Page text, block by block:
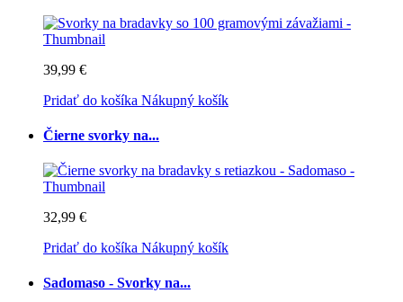
39,99 €
Pridať do košíka Nákupný košík
Čierne svorky na...
32,99 €
Pridať do košíka Nákupný košík
Sadomaso - Svorky na...